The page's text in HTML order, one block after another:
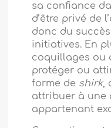
sa confiance
d’être privé de
donc du
initiatives. En
coquillages ou
protéger ou
forme de shirk,
attribuer à une
appartenant